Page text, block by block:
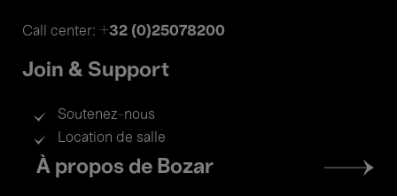
Call center: +32 (0)25078200
Join & Support
Soutenez-nous
Location de salle
Footer
menu
À propos de Bozar